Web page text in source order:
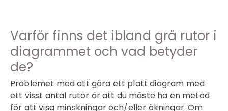
Varför finns det ibland grå rutor i
diagrammet och vad betyder
de?
Problemet med att göra ett platt diagram med
ett visst antal rutor är att du måste ha en metod
för att visa minskningar och/eller ökningar. Om